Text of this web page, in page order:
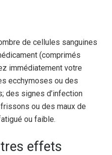
de cellules sanguines
(comprimés
immédiatement votre
ecchymoses ou des
des signes d’infection
ou des maux de
ou faible.
effets